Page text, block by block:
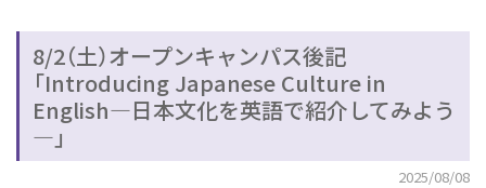
8/2（土）オープンキャンパス後記
「Introducing Japanese Culture in
English―日本文化を英語で紹介してみよう
―」
2025/08/08
共創文化学部国際日本学科：トップ
学びの概要
キャリアアップ&就職実績